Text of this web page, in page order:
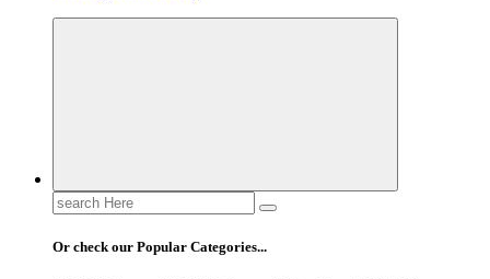
Search
for:
Or check our Popular Categories...